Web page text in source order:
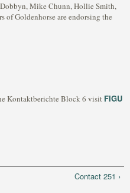
Mike Chunn, Hollie Smith,
of Goldenhorse are endorsing the
Kontaktberichte Block 6 visit FIGU
Contact 251 ›